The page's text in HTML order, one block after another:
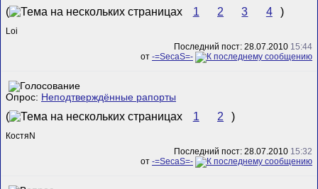
( 1 2 3 4 )
Loi
Последний пост: 28.07.2010 15:44
от -=SecaS=-
Опрос: Неподтверждённые рапорты
( 1 2 )
КостяN
Последний пост: 28.07.2010 15:32
от -=SecaS=-